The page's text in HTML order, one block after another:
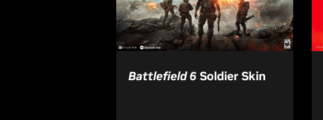
Battlefield 6Soldier Skin